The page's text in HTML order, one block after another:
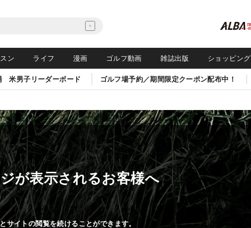
ン ライフ 漫画 ゴルフ動画 雑誌出版 ショッピング
米男子リーダーボード ゴルフ場予約／期間限定クーポン配布中！
が表示されるお客様へ
サイトの閲覧を続けることができます。